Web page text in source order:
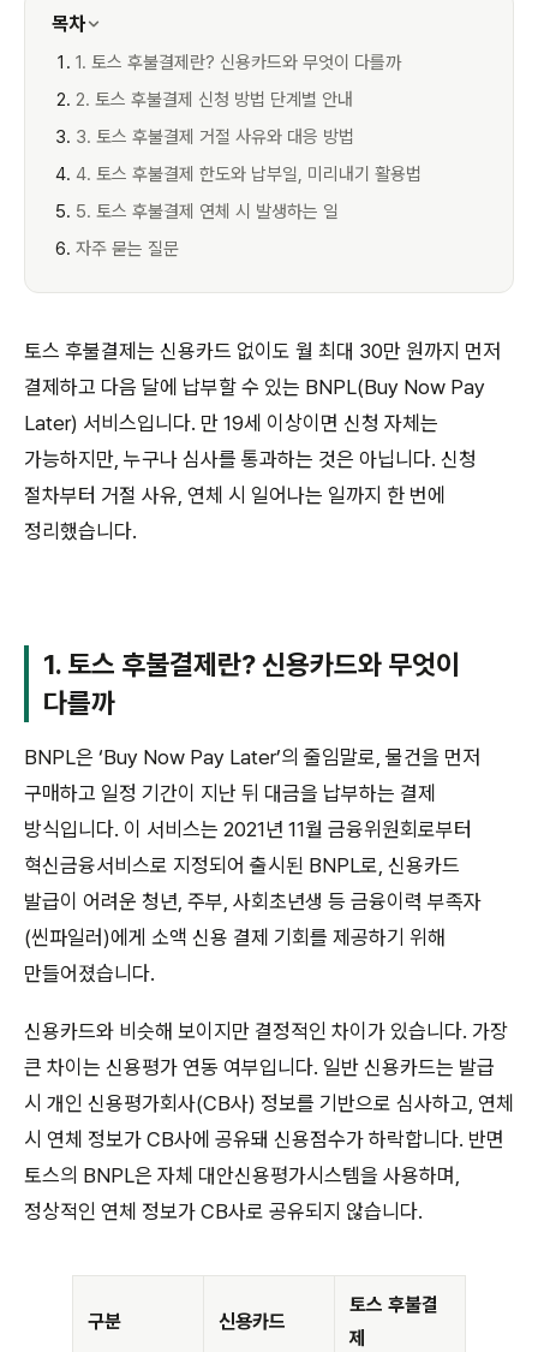
목차
1. 토스 후불결제란? 신용카드와 무엇이 다를까
2. 토스 후불결제 신청 방법 단계별 안내
3. 토스 후불결제 거절 사유와 대응 방법
4. 토스 후불결제 한도와 납부일, 미리내기 활용법
5. 토스 후불결제 연체 시 발생하는 일
자주 묻는 질문
토스 후불결제는 신용카드 없이도 월 최대 30만 원까지 먼저
결제하고 다음 달에 납부할 수 있는 BNPL(Buy Now Pay
Later) 서비스입니다. 만 19세 이상이면 신청 자체는
가능하지만, 누구나 심사를 통과하는 것은 아닙니다. 신청
절차부터 거절 사유, 연체 시 일어나는 일까지 한 번에
정리했습니다.
1. 토스 후불결제란? 신용카드와 무엇이
다를까
BNPL은 ‘Buy Now Pay Later’의 줄임말로, 물건을 먼저
구매하고 일정 기간이 지난 뒤 대금을 납부하는 결제
방식입니다. 이 서비스는 2021년 11월 금융위원회로부터
혁신금융서비스로 지정되어 출시된 BNPL로, 신용카드
발급이 어려운 청년, 주부, 사회초년생 등 금융이력 부족자
(씬파일러)에게 소액 신용 결제 기회를 제공하기 위해
만들어졌습니다.
신용카드와 비슷해 보이지만 결정적인 차이가 있습니다. 가장
큰 차이는 신용평가 연동 여부입니다. 일반 신용카드는 발급
시 개인 신용평가회사(CB사) 정보를 기반으로 심사하고, 연체
시 연체 정보가 CB사에 공유돼 신용점수가 하락합니다. 반면
토스의 BNPL은 자체 대안신용평가시스템을 사용하며,
정상적인 연체 정보가 CB사로 공유되지 않습니다.
구분 신용카드
토스 후불결
제